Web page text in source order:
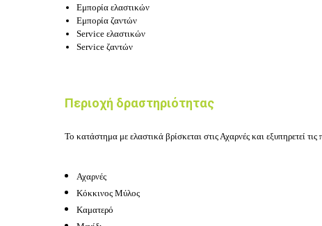
Εμπορία ελαστικών
Εμπορία ζαντών
Service ελαστικών
Service ζαντών
Περιοχή δραστηριότητας
Το κατάστημα με ελαστικά βρίσκεται στις Αχαρνές και εξυπηρετεί τις
Αχαρνές
Κόκκινος Μύλος
Καματερό